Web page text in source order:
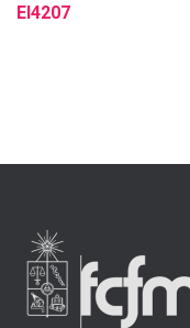
EI4207